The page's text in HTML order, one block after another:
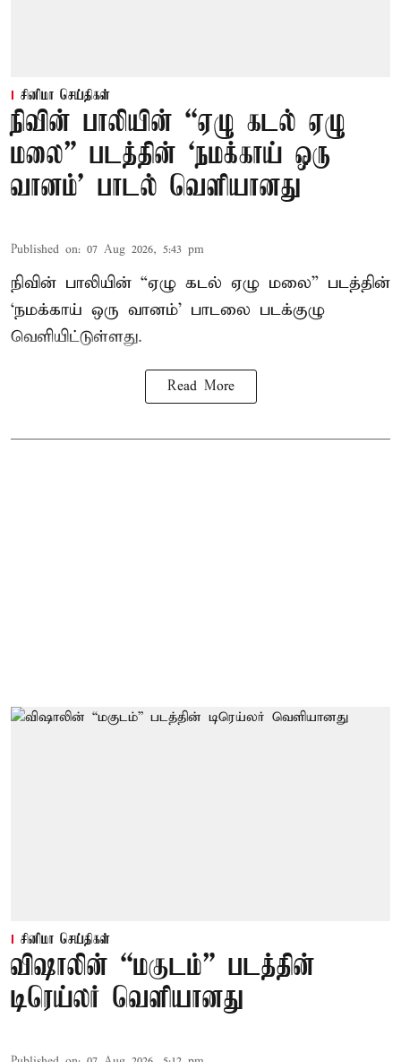
சினிமா செய்திகள்
நிவின் பாலியின் “ஏழு கடல் ஏழு
மலை” படத்தின் ‘நமக்காய் ஒரு
வானம்’ பாடல் வெளியானது
Published on: 07 Aug 2026, 5:43 pm
நிவின் பாலியின் “ஏழு கடல் ஏழு மலை” படத்தின்
‘நமக்காய் ஒரு வானம்’ பாடலை படக்குழு
வெளியிட்டுள்ளது.
Read More
சினிமா செய்திகள்
விஷாலின் “மகுடம்” படத்தின்
டிரெய்லர் வெளியானது